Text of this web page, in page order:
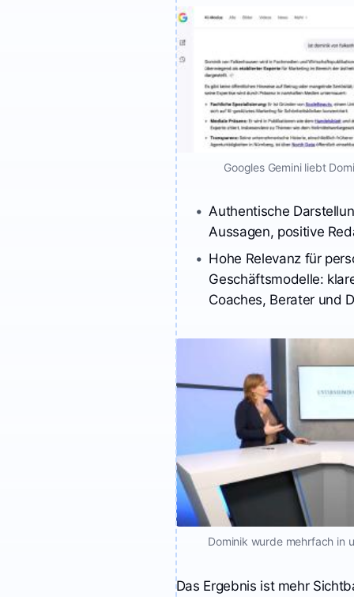
Googles Gemini liebt
Authentische
Aussagen, positive
Hohe Relevanz für
Geschäftsmodelle:
Coaches, Berater und
Dominik wurde mehrfach in
Das Ergebnis ist mehr